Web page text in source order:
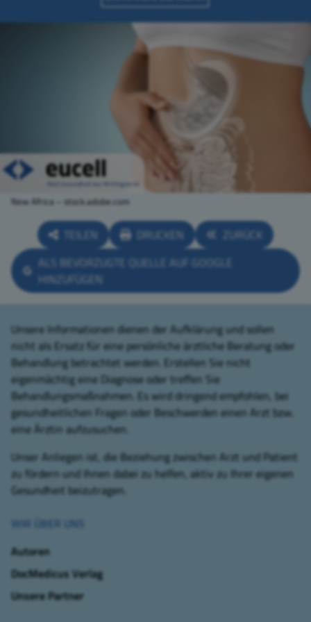
New Africa – stock.adobe.com
TEILEN DRUCKEN
ZURÜCK
ALS BEVORZUGTE QUELLE AUF GOOGLE
HINZUFÜGEN
Unsere Informationen dienen der Aufklärung und sollen
nicht als Ersatz für eine persönliche ärztliche Beratung oder
Behandlung betrachtet werden. Erstellen Sie nicht
eigenmächtig eine Diagnose oder treffen Sie
Behandlungsmaßnahmen. Es wird dringend empfohlen, bei
gesundheitlichen Fragen oder Beschwerden einen Arzt bzw.
eine Ärztin aufzusuchen.
Unser Anliegen ist, die Beziehung zwischen Arzt und Patient
zu fördern und Ihnen dabei zu helfen, aktiv zu Ihrer eigenen
Gesundheit beizutragen.
WIR ÜBER UNS
Autoren
DocMedicus Verlag
Unsere Partner